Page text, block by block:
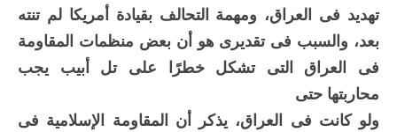
تهديد فى العراق، ومهمة التحالف بقيادة أمريكا لم تنته
بعد، والسبب فى تقديرى هو أن بعض منظمات المقاومة
فى العراق التى تشكل خطرًا على تل أبيب يجب
محاربتها حتى
ولو كانت فى العراق، يذكر أن المقاومة الإسلامية فى